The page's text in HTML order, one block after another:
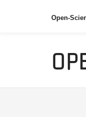
Open-